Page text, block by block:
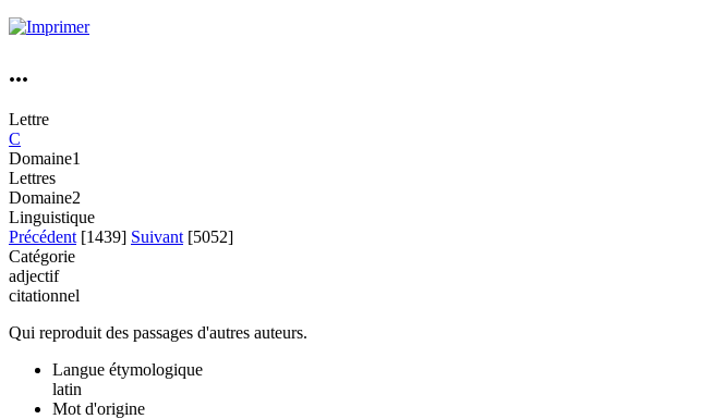
...
Lettre
C
Domaine1
Lettres
Domaine2
Linguistique
Précédent [1439] Suivant [5052]
Catégorie
adjectif
citationnel
Qui reproduit des passages d'autres auteurs.
Langue étymologique
latin
Mot d'origine